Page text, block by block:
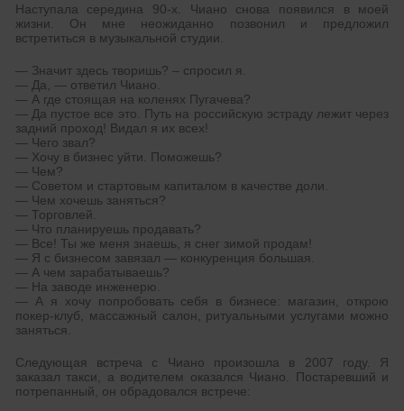
Наступала середина 90-х. Чиано снова появился в моей
жизни. Он мне неожиданно позвонил и предложил
встретиться в музыкальной студии.
— Значит здесь творишь? – спросил я.
— Да, — ответил Чиано.
— А где стоящая на коленях Пугачева?
— Да пустое все это. Путь на российскую эстраду лежит через
задний проход! Видал я их всех!
— Чего звал?
— Хочу в бизнес уйти. Поможешь?
— Чем?
— Советом и стартовым капиталом в качестве доли.
— Чем хочешь заняться?
— Торговлей.
— Что планируешь продавать?
— Все! Ты же меня знаешь, я снег зимой продам!
— Я с бизнесом завязал — конкуренция большая.
— А чем зарабатываешь?
— На заводе инженерю.
— А я хочу попробовать себя в бизнесе: магазин, открою
покер-клуб, массажный салон, ритуальными услугами можно
заняться.
Следующая встреча с Чиано произошла в 2007 году. Я
заказал такси, а водителем оказался Чиано. Постаревший и
потрепанный, он обрадовался встрече: